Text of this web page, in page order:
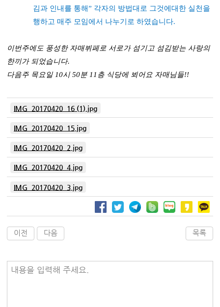
김과 인내를 통해” 각자의 방법대로 그것에대한 실천을
행하고 매주 모임에서 나누기로 하였습니다.
이번주에도 풍성한 자매뷔페로 서로가 섬기고 섬김받는 사랑의
한끼가 되었습니다.
다음주 목요일 10시 50분 11 층 식당에 뵈어요 자매님들!!
IMG_20170420_16 (1).jpg
IMG_20170420_15.jpg
IMG_20170420_2.jpg
IMG_20170420_4.jpg
IMG_20170420_3.jpg
이전 다음 목록
내용을 입력해 주세요.